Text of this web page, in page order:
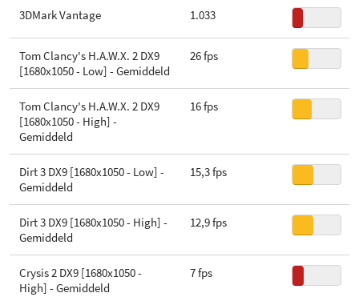
XD-bit
AVX
AES-NI
3DMark Vantage 1.033
Tom Clancy's H.A.W.X. 2 DX9
[1680x1050 - Low] - Gemiddeld
26 fps
Tom Clancy's H.A.W.X. 2 DX9
[1680x1050 - High] -
Gemiddeld
16 fps
Dirt 3 DX9 [1680x1050 - Low] -
Gemiddeld
15,3 fps
Dirt 3 DX9 [1680x1050 - High] -
Gemiddeld
12,9 fps
Crysis 2 DX9 [1680x1050 -
High] - Gemiddeld
7 fps